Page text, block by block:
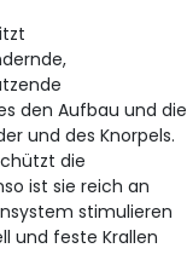
den Aufbau und die
und des Knorpels.
die
ist sie reich an
stimulieren
und feste Krallen